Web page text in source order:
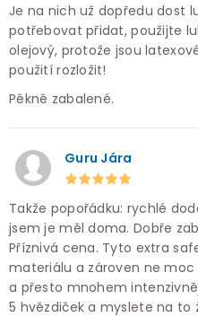
Je na nich už dopředu dost
potřebovat přidat, použijte
olejový, protože jsou
použití rozložit!
Pěkně zabalené.
Guru Jára
Takže popořádku: rychlé
jsem je měl doma. Dobře
Příznivá cena. Tyto extra
materiálu a zároven ne
a přesto mnohem
5 hvězdiček a myslete na to